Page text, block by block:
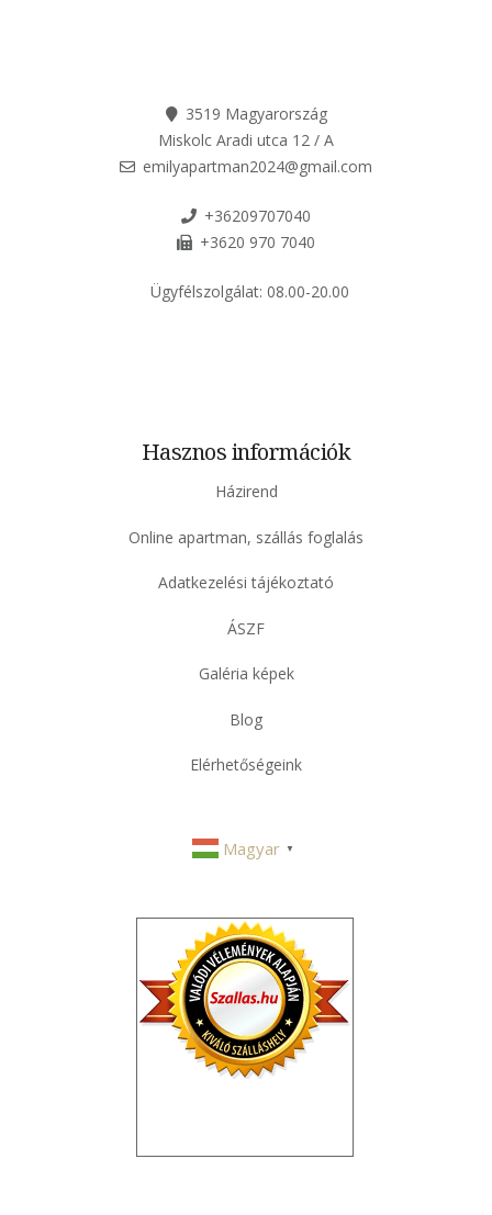
3519 Magyarország
Miskolc Aradi utca 12 / A
emilyapartman2024@gmail.com
+36209707040
+3620 970 7040
Ügyfélszolgálat: 08.00-20.00
Hasznos információk
Házirend
Online apartman, szállás foglalás
Adatkezelési tájékoztató
ÁSZF
Galéria képek
Blog
Elérhetőségeink
Magyar ▼